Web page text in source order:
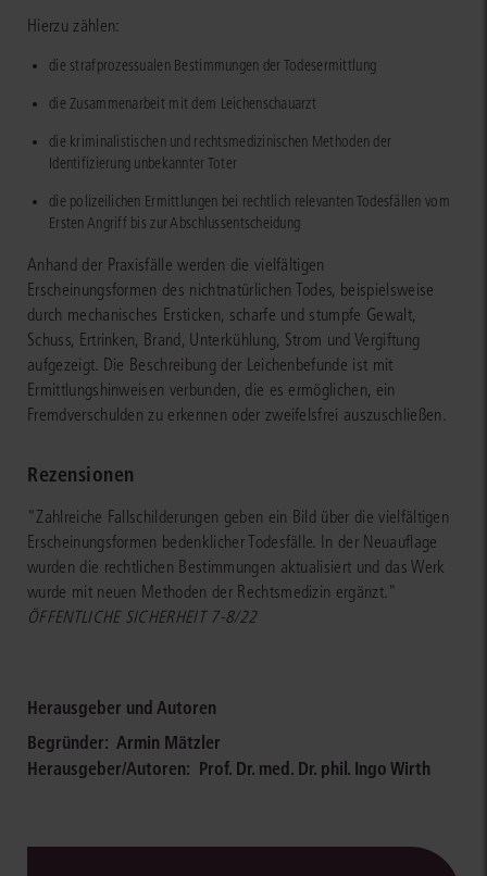
Hierzu zählen:
die strafprozessualen Bestimmungen der Todesermittlung
die Zusammenarbeit mit dem Leichenschauarzt
die kriminalistischen und rechtsmedizinischen Methoden der
Identifizierung unbekannter Toter
die polizeilichen Ermittlungen bei rechtlich relevanten Todesfällen vom
Ersten Angriff bis zur Abschlussentscheidung
Anhand der Praxisfälle werden die vielfältigen
Erscheinungsformen des nichtnatürlichen Todes, beispielsweise
durch mechanisches Ersticken, scharfe und stumpfe Gewalt,
Schuss, Ertrinken, Brand, Unterkühlung, Strom und Vergiftung
aufgezeigt. Die Beschreibung der Leichenbefunde ist mit
Ermittlungshinweisen verbunden, die es ermöglichen, ein
Fremdverschulden zu erkennen oder zweifelsfrei auszuschließen.
Rezensionen
"Zahlreiche Fallschilderungen geben ein Bild über die vielfältigen
Erscheinungsformen bedenklicher Todesfälle. In der Neuauflage
wurden die rechtlichen Bestimmungen aktualisiert und das Werk
wurde mit neuen Methoden der Rechtsmedizin ergänzt."
ÖFFENTLICHE SICHERHEIT 7-8/22
Herausgeber und Autoren
Begründer: Armin Mätzler
Herausgeber/Autoren: Prof. Dr. med. Dr. phil. Ingo Wirth